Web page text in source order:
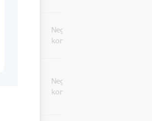
Negodīga
komercprakse
Negodīga
komercprakse